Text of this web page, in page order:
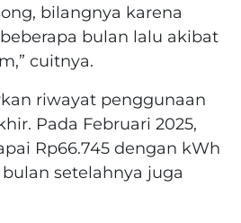
bilangnya karena
bulan lalu akibat
cuitnya.
riwayat penggunaan
Pada Februari 2025,
Rp66.745 dengan kWh
bulan setelahnya juga